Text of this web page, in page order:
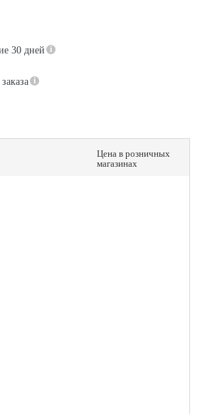
30 дней
Цена в розничных
магазинах